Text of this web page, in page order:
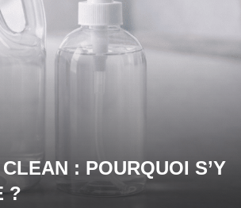
: POURQUOI S’Y
?